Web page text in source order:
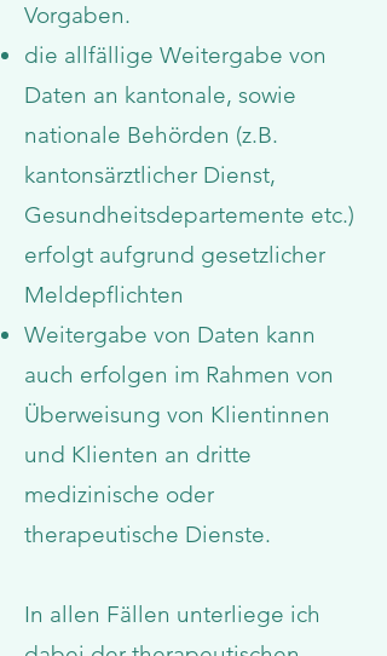
Vorgaben.
die allfällige Weitergabe von
Daten an kantonale, sowie
nationale Behörden (z.B.
kantonsärztlicher Dienst,
Gesundheitsdepartemente etc.)
erfolgt aufgrund gesetzlicher
Meldepflichten
Weitergabe von Daten kann
auch erfolgen im Rahmen von
Überweisung von Klientinnen
und Klienten an dritte
medizinische oder
therapeutische Dienste.
In allen Fällen unterliege ich